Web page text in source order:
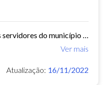
Ver mais
Atualização: 16/11/2022